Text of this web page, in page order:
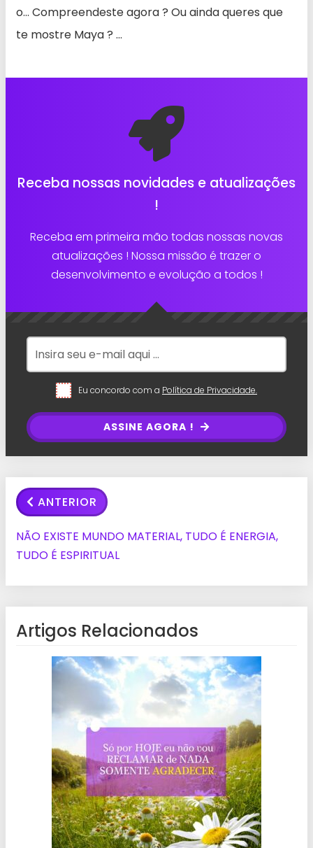
o… Compreendeste agora ? Ou ainda queres que
te mostre Maya ? …
Receba nossas novidades e atualizações
!
Receba em primeira mão todas nossas novas
atualizações ! Nossa missão é trazer o
desenvolvimento e evolução a todos !
Eu concordo com a Política de Privacidade.
ASSINE AGORA !
ANTERIOR
NÃO EXISTE MUNDO MATERIAL, TUDO É ENERGIA,
TUDO É ESPIRITUAL
Artigos Relacionados